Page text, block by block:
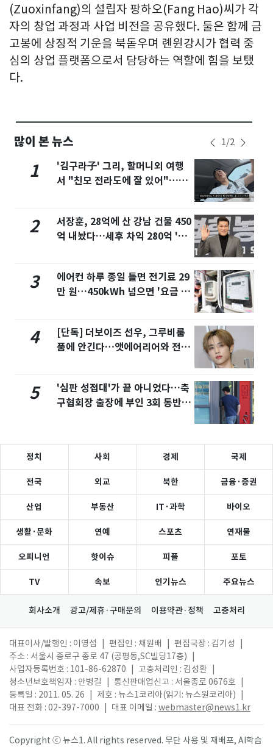
(Zuoxinfang)의 설립자 팡하오(Fang Hao)씨가 각
자의 창업 과정과 사업 비전을 공유했다. 둘은 함께 금
고봉에 상징적 기운을 북돋우며 롄윈강시가 협력 중
심의 상업 플랫폼으로서 담당하는 역할에 힘을 보탰
다.
많이 본 뉴스 1/2
1
'김구라子' 그리, 할머니외 여행
서 "친모 전라도에 잘 있어"…유
2
서장훈, 28억에 산 강남 건물 450
억 내놨다…세후 차익 280억 '잭
3
에어컨 하루 종일 틀면 전기료 29
만 원…450kWh 넘으면 '요금 폭
4
[단독] 더보이즈 선우, 그루비룸
품에 안긴다…앳에어리어와 전속
5
'심판 성접대'가 끝 아니었다…축
구협회장 출장에 부인 3회 동반
정치 사회 경제 국제
전국 외교 북한 금융·증권
산업 부동산 IT·과학 바이오
생활·문화 연예 스포츠 연재물
오피니언 핫이슈 피플 포토
TV 속보 인기뉴스 주요뉴스
회사소개 광고/제휴·구매문의 이용약관·정책 고충처리
대표이사/발행인 : 이영섭 편집인 : 채원배 편집국장 : 김기성
주소 : 서울시 종로구 종로 47 (공평동,SC빌딩17층)
사업자등록번호 : 101-86-62870
고충처리인 : 김성환
청소년보호책임자 : 안병길
통신판매업신고 : 서울종로 0676호
등록일 : 2011. 05. 26
제호 : 뉴스1코리아(읽기: 뉴스원코리아)
대표 전화 : 02-397-7000
대표 이메일 : webmaster@news1.kr
Copyright ⓒ 뉴스1. All rights reserved. 무단 사용 및 재배포, AI학습